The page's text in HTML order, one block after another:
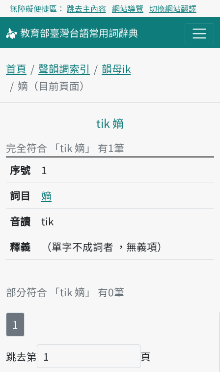
無障礙便捷區： 跳去主內容 網站導覽 切換網站翻譯
教育部臺灣台語常用詞辭典
首頁 聲韻調索引
韻母ik
嫡（目前頁面）
主內容區塊
tik 嫡
完全符合 「tik 嫡」 有1筆
序號1嫡
序號
1
詞目
嫡
音讀
tik
釋義
（單字不成詞者 ，無義項）
部分符合 「tik 嫡」 有0筆
第
1
跳去第
頁碼
頁